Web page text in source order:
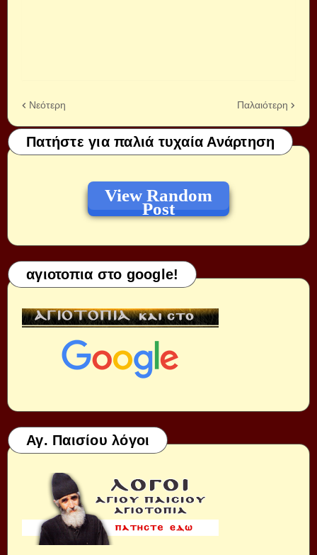
Νεότερη Παλαιότερη
Πατήστε για παλιά τυχαία Ανάρτηση
View Random
Post
αγιοτοπια στο google!
Αγ. Παισίου λόγοι